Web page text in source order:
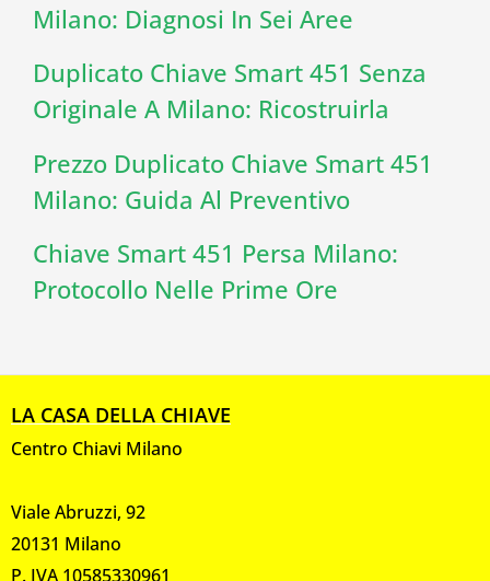
Milano: Diagnosi In Sei Aree
Duplicato Chiave Smart 451 Senza
Originale A Milano: Ricostruirla
Prezzo Duplicato Chiave Smart 451
Milano: Guida Al Preventivo
Chiave Smart 451 Persa Milano:
Protocollo Nelle Prime Ore
LA CASA DELLA CHIAVE
Centro Chiavi Milano
Viale Abruzzi, 92
20131 Milano
P. IVA 10585330961